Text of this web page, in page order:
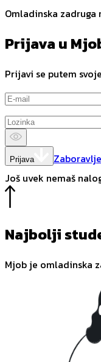
Omladinska zadruga
Prijava u
Prijavi se putem
Prijava
Još uvek nemaš
Najbolji
Mjob je omladinska